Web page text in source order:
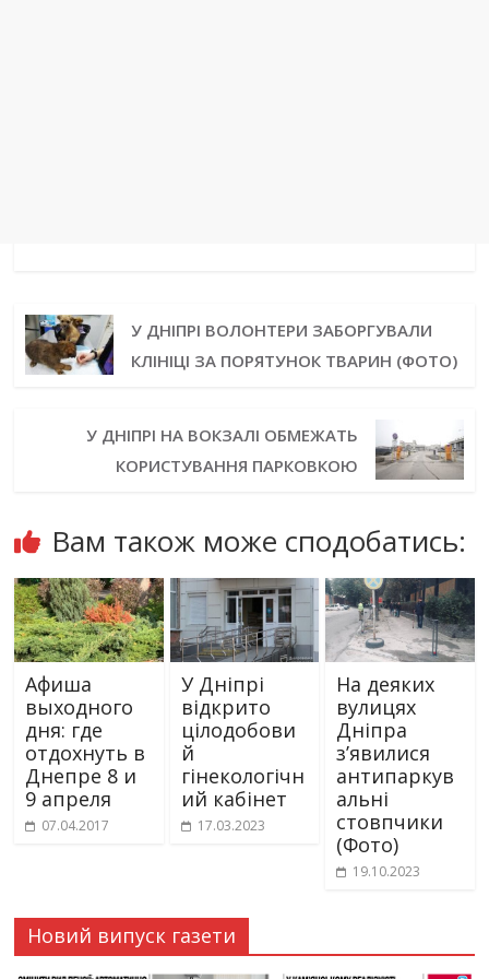
У ДНІПРІ ВОЛОНТЕРИ ЗАБОРГУВАЛИ
КЛІНІЦІ ЗА ПОРЯТУНОК ТВАРИН (ФОТО)
У ДНІПРІ НА ВОКЗАЛІ ОБМЕЖАТЬ
КОРИСТУВАННЯ ПАРКОВКОЮ
Вам також може сподобатись:
Афиша
выходного
дня: где
отдохнуть в
Днепре 8 и
9 апреля
07.04.2017
У Дніпрі
відкрито
цілодобови
й
гінекологічн
ий кабінет
17.03.2023
На деяких
вулицях
Дніпра
з’явилися
антипаркув
альні
стовпчики
(Фото)
19.10.2023
Новий випуск газети